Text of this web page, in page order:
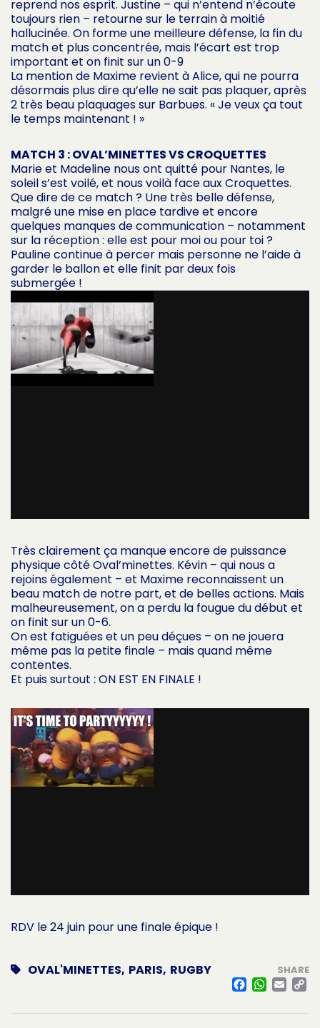
reprend nos esprit. Justine – qui n’entend n’écoute
toujours rien – retourne sur le terrain à moitié
hallucinée. On forme une meilleure défense, la fin du
match et plus concentrée, mais l’écart est trop
important et on finit sur un 0-9
La mention de Maxime revient à Alice, qui ne pourra
désormais plus dire qu’elle ne sait pas plaquer, après
2 très beau plaquages sur Barbues. « Je veux ça tout
le temps maintenant ! »
MATCH 3 : OVAL’MINETTES VS CROQUETTES
Marie et Madeline nous ont quitté pour Nantes, le
soleil s’est voilé, et nous voilà face aux Croquettes.
Que dire de ce match ? Une très belle défense,
malgré une mise en place tardive et encore
quelques manques de communication – notamment
sur la réception : elle est pour moi ou pour toi ?
Pauline continue à percer mais personne ne l’aide à
garder le ballon et elle finit par deux fois
submergée !
Très clairement ça manque encore de puissance
physique côté Oval’minettes. Kévin – qui nous a
rejoins également – et Maxime reconnaissent un
beau match de notre part, et de belles actions. Mais
malheureusement, on a perdu la fougue du début et
on finit sur un 0-6.
On est fatiguées et un peu déçues – on ne jouera
même pas la petite finale – mais quand même
contentes.
Et puis surtout : ON EST EN FINALE !
RDV le 24 juin pour une finale épique !
OVAL'MINETTES, PARIS, RUGBY SHARE